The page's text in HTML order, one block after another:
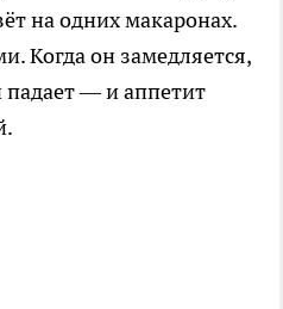
на одних макаронах.
Когда он замедляется,
падает — и аппетит